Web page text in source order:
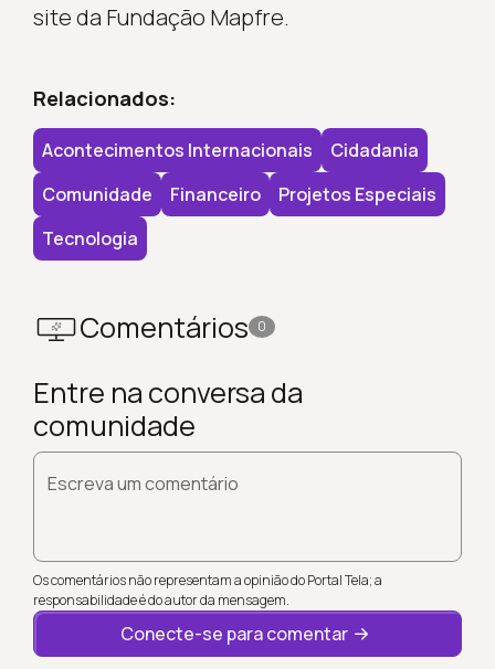
site da Fundação Mapfre.
Relacionados:
Acontecimentos Internacionais
Cidadania
Comunidade
Financeiro
Projetos Especiais
Tecnologia
Comentários 0
Entre na conversa da
comunidade
Escreva um comentário
Os comentários não representam a opinião do Portal Tela; a
responsabilidade é do autor da mensagem.
Conecte-se para comentar